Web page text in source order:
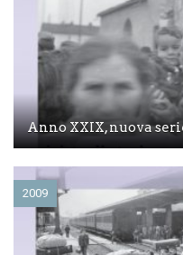
Anno XXIX, nuova
2009